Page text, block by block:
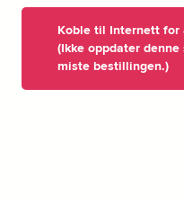
Koble til Internett
(Ikke oppdater
miste bestillingen.)